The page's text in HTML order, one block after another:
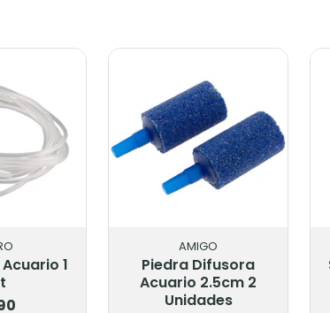
2
SERA
Sera Algovec 100 Ml
$11.900